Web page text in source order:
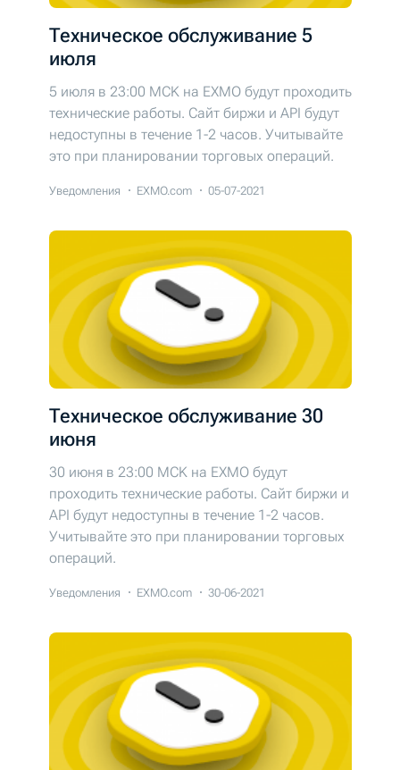
Техническое обслуживание 5
июля
5 июля в 23:00 MCK на EXMO будут проходить
технические работы. Cайт биржи и API будут
недоступны в течение 1-2 часов. Учитывайте
это при планировании торговых операций.
Уведомления EXMO.com 05-07-2021
Техническое обслуживание 30
июня
30 июня в 23:00 MCK на EXMO будут
проходить технические работы. Cайт биржи и
API будут недоступны в течение 1-2 часов.
Учитывайте это при планировании торговых
операций.
Уведомления EXMO.com 30-06-2021